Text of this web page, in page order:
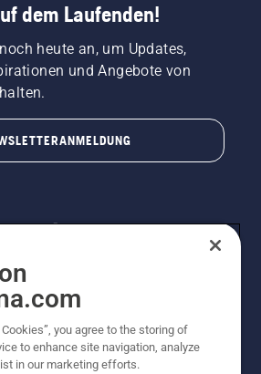
dem Laufenden!
heute an, um Updates,
und Angebote von
(publ). Alle Rechte vorbehalten.
Irrtümer, Text- und Satzfehler sind
Preisangaben handelt es sich um
you agree to the storing of
to enhance site navigation, analyze
in our marketing efforts.